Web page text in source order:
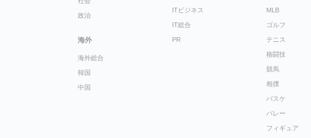
政治
海外
海外総合
韓国
中国
ITビジネス
IT総合
PR
MLB
ゴルフ
テニス
格闘技
競馬
相撲
バスケ
バレー
フィギュア